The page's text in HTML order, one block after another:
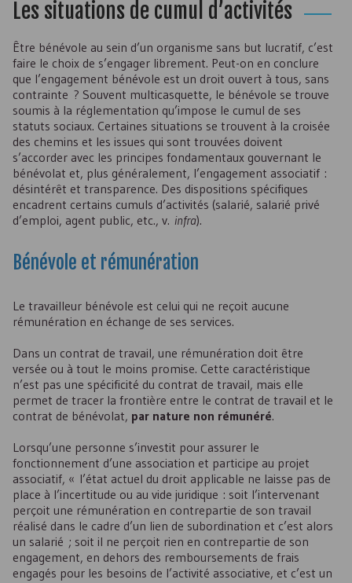
Les situations de cumul d’activités
Être bénévole au sein d’un organisme sans but lucratif, c’est
faire le choix de s’engager librement. Peut-on en conclure
que l’engagement bénévole est un droit ouvert à tous, sans
contrainte ? Souvent multicasquette, le bénévole se trouve
soumis à la réglementation qu’impose le cumul de ses
statuts sociaux. Certaines situations se trouvent à la croisée
des chemins et les issues qui sont trouvées doivent
s’accorder avec les principes fondamentaux gouvernant le
bénévolat et, plus généralement, l’engagement associatif :
désintérêt et transparence. Des dispositions spécifiques
encadrent certains cumuls d’activités (salarié, salarié privé
d’emploi, agent public, etc., v. infra).
Bénévole et rémunération
Le travailleur bénévole est celui qui ne reçoit aucune
rémunération en échange de ses services.
Dans un contrat de travail, une rémunération doit être
versée ou à tout le moins promise. Cette caractéristique
n’est pas une spécificité du contrat de travail, mais elle
permet de tracer la frontière entre le contrat de travail et le
contrat de bénévolat, par nature non rémunéré.
Lorsqu’une personne s’investit pour assurer le
fonctionnement d’une association et participe au projet
associatif, « l’état actuel du droit applicable ne laisse pas de
place à l’incertitude ou au vide juridique : soit l’intervenant
perçoit une rémunération en contrepartie de son travail
réalisé dans le cadre d’un lien de subordination et c’est alors
un salarié ; soit il ne perçoit rien en contrepartie de son
engagement, en dehors des remboursements de frais
engagés pour les besoins de l’activité associative, et c’est un